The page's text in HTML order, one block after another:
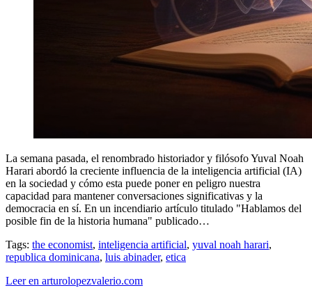
La semana pasada, el renombrado historiador y filósofo Yuval Noah
Harari abordó la creciente influencia de la inteligencia artificial (IA)
en la sociedad y cómo esta puede poner en peligro nuestra
capacidad para mantener conversaciones significativas y la
democracia en sí. En un incendiario artículo titulado "Hablamos del
posible fin de la historia humana" publicado…
Tags: the economist, inteligencia artificial, yuval noah harari,
republica dominicana, luis abinader, etica
Leer en arturolopezvalerio.com